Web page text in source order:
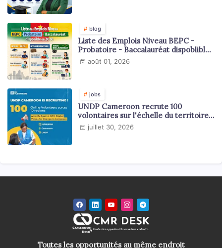
blog
Liste des Emplois Niveau BEPC -
Probatoire - Baccalauréat dispoblible
en 2026
août 01, 2026
jobs
UNDP Cameroon recrute 100
volontaires sur l'échelle du territoire
national
juillet 30, 2026
Toutes les opportunités au même endroit